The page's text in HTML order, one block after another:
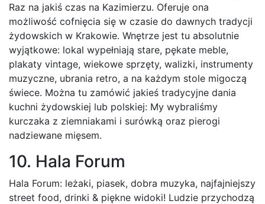
Raz na jakiś czas na Kazimierzu. Oferuje ona
możliwość cofnięcia się w czasie do dawnych tradycji
żydowskich w Krakowie. Wnętrze jest tu absolutnie
wyjątkowe: lokal wypełniają stare, pękate meble,
plakaty vintage, wiekowe sprzęty, walizki, instrumenty
muzyczne, ubrania retro, a na każdym stole migoczą
świece. Można tu zamówić jakieś tradycyjne dania
kuchni żydowskiej lub polskiej: My wybraliśmy
kurczaka z ziemniakami i surówką oraz pierogi
nadziewane mięsem.
10. Hala Forum
Hala Forum: leżaki, piasek, dobra muzyka, najfajniejszy
street food, drinki & piękne widoki! Ludzie przychodzą